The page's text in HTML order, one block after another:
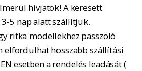
hívjatok! A keresett
5 nap alatt szállítjuk.
ritka modellekhez passzoló
elfordulhat hosszabb szállítási
esetben a rendelés leadását (